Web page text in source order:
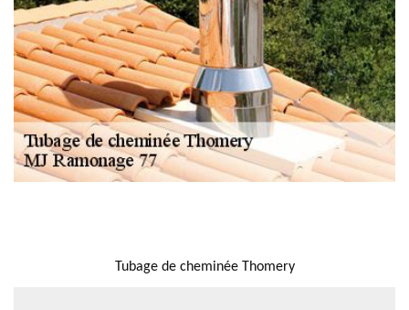
Tubage de cheminée Thomery